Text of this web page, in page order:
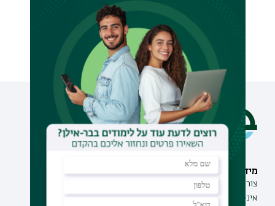
מידע וסיוע
צור קשר
אינ-בר מידע אישי לסטודנט
תואר שני